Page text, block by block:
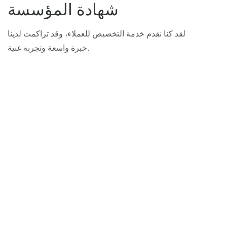
شهادة المؤسسة
لقد كنا نقدم خدمة التخصيص للعملاء، وقد تراكمت لدينا
خبرة واسعة وتجربة غنية.